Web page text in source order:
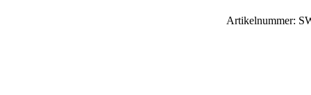
Artikelnummer: